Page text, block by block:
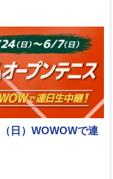
日）WOWOWで連